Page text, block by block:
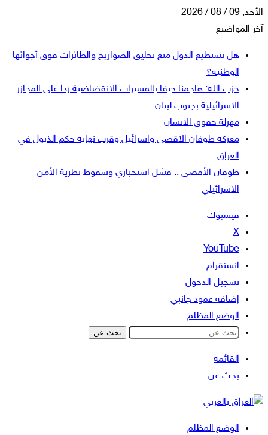
الأحد, 09 / 08 / 2026
آخر المواضيع
هل تستطيع الدول منع تحليق الصواريخ والطائرات فوق أجوائها
الوطنية؟
حزب الله: هاجمنا حيفا بالمسيرات الانقضاضية ردا على المجازر
الاسرائيلية بجنوب لبنان
مهزلة حقوق الانسان
معركة طوفان الاقصى واسرائيل وقرب نهاية حكم الذيول في
العراق
طوفان الأقصى .. فشل استخباري وسقوط نظرية الأمن
الاسرائيلي
فيسبوك
‫X
‫YouTube
انستقرام
تسجيل الدخول
إضافة عمود جانبي
الوضع المظلم
بحث عن
القائمة
بحث عن
الوضع المظلم